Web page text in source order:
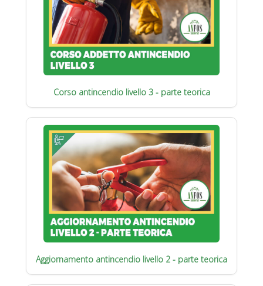
Corso antincendio livello 3 - parte teorica
Aggiornamento antincendio livello 2 - parte teorica